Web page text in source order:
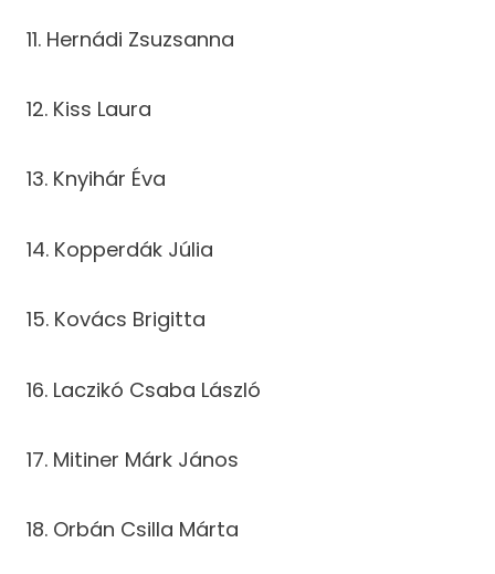
11. Hernádi Zsuzsanna
12. Kiss Laura
13. Knyihár Éva
14. Kopperdák Júlia
15. Kovács Brigitta
16. Laczikó Csaba László
17. Mitiner Márk János
18. Orbán Csilla Márta